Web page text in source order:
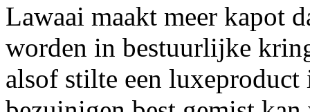
Lawaai maakt meer kapot
worden in bestuurlijke
alsof stilte een